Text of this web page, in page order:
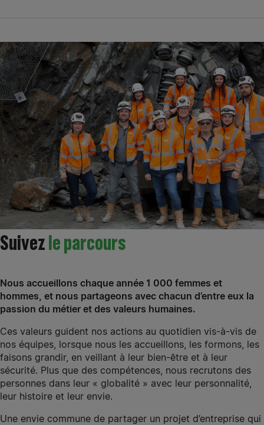
Suivezle parcours
Nous accueillons chaque année 1 000 femmes et
hommes, et nous partageons avec chacun d’entre eux la
passion du métier et des valeurs humaines.
Ces valeurs guident nos actions au quotidien vis-à-vis de
nos équipes, lorsque nous les accueillons, les formons, les
faisons grandir, en veillant à leur bien-être et à leur
sécurité. Plus que des compétences, nous recrutons des
personnes dans leur « globalité » avec leur personnalité,
leur histoire et leur envie.
Une envie commune de partager un projet d’entreprise qui